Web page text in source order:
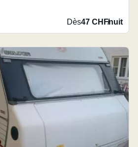
Dès47 CHF/nuit